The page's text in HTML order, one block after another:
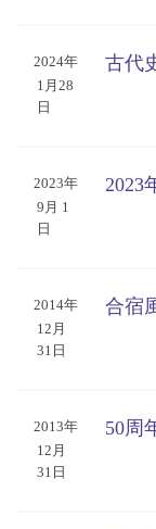
2024年
1月28
日
古代
2023年
9月 1
日
2023
2014年
12月
31日
合宿
2013年
12月
31日
50周